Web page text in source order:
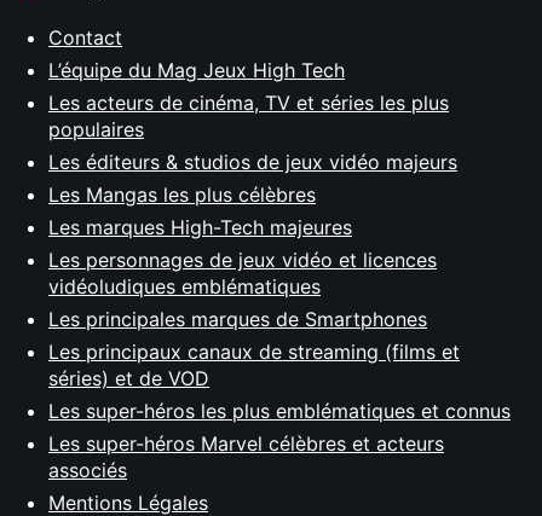
Contact
L’équipe du Mag Jeux High Tech
Les acteurs de cinéma, TV et séries les plus
populaires
Les éditeurs & studios de jeux vidéo majeurs
Les Mangas les plus célèbres
Les marques High-Tech majeures
Les personnages de jeux vidéo et licences
vidéoludiques emblématiques
Les principales marques de Smartphones
Les principaux canaux de streaming (films et
séries) et de VOD
Les super-héros les plus emblématiques et connus
Les super-héros Marvel célèbres et acteurs
associés
Mentions Légales